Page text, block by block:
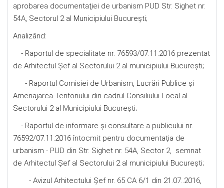
aprobarea documentaţiei de urbanism PUD Str. Sighet nr.
54A, Sectorul 2 al Municipiului Bucureşti;
Analizând:
- Raportul de specialitate nr. 76593/07.11.2016 prezentat
de Arhitectul Şef al Sectorului 2 al municipiului Bucureşti;
- Raportul Comisiei de Urbanism, Lucrări Publice şi
Amenajarea Teritoriului din cadrul Consiliului Local al
Sectorului 2 al Municipiului București;
- Raportul de informare şi consultare a publicului nr.
76592/07.11.2016 întocmit pentru documentația de
urbanism - PUD din Str. Sighet nr. 54A, Sector 2, semnat
de Arhitectul Șef al Sectorului 2 al municipiului Bucureşti;
- Avizul Arhitectului Șef nr. 65 CA 6/1 din 21.07..2016,